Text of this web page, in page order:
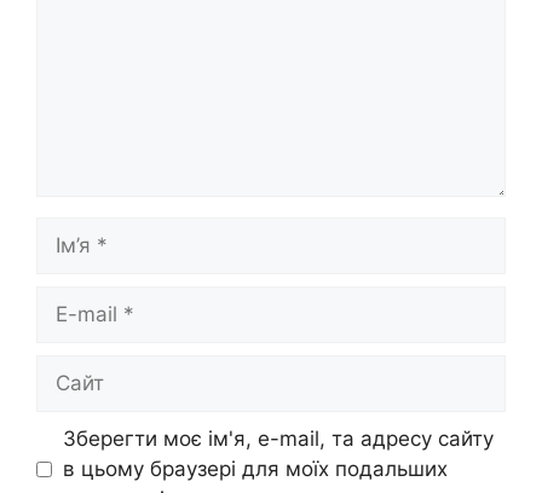
mail
Зберегти моє ім'я, e-mail, та адресу сайту
в цьому браузері для моїх подальших